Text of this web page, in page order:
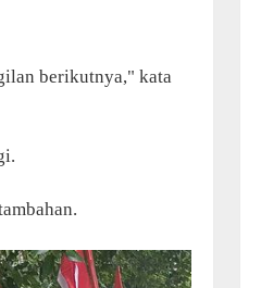
berikutnya," kata